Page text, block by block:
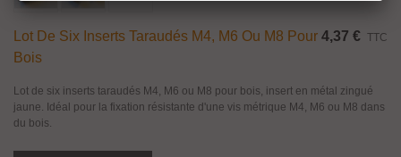
Lot De Six Inserts Taraudés M4, M6 Ou M8 Pour
Bois
4,37 € TTC
Lot de six inserts taraudés M4, M6 ou M8 pour bois, insert en métal zingué
jaune. Idéal pour la fixation résistante d'une vis métrique M4, M6 ou M8 dans
du bois.